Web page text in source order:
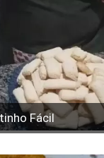
Fácil